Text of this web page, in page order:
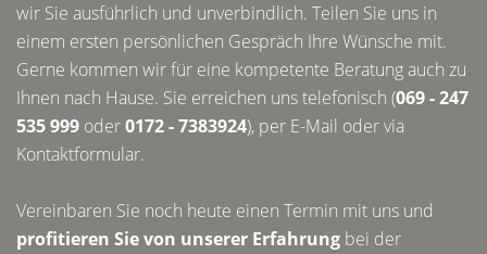
wir Sie ausführlich und unverbindlich. Teilen Sie uns in
einem ersten persönlichen Gespräch Ihre Wünsche mit.
Gerne kommen wir für eine kompetente Beratung auch zu
Ihnen nach Hause. Sie erreichen uns telefonisch (069 - 247
535 999 oder0172 - 7383924), per E-Mail oder via
Kontaktformular.
Vereinbaren Sie noch heute einen Termin mit uns und
profitieren Sie von unserer Erfahrung bei der